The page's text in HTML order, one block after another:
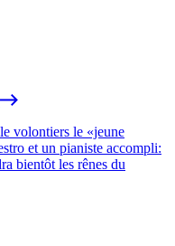
volontiers le «jeune
et un pianiste accompli:
bientôt les rênes du